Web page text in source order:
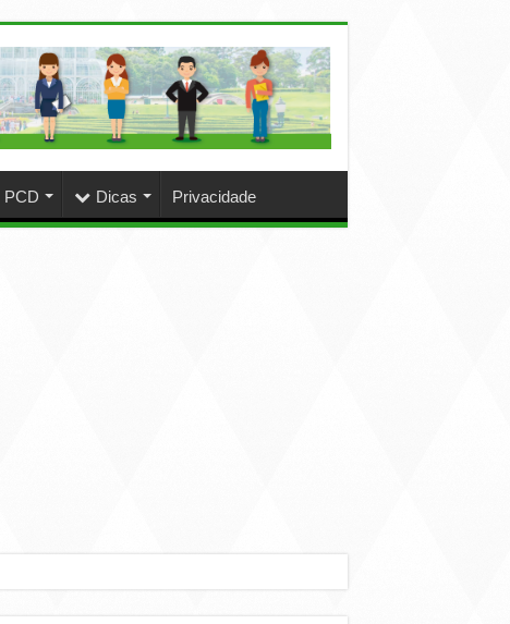
PCD Dicas Privacidade